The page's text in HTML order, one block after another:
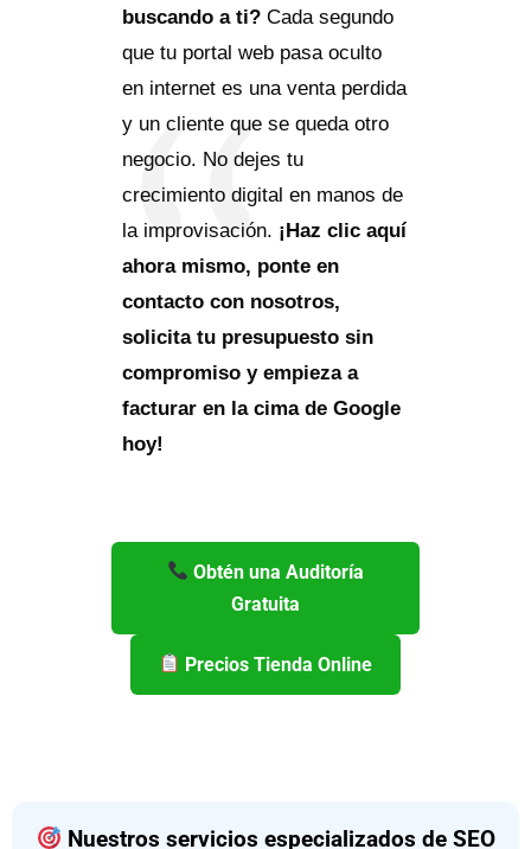
buscando a ti? Cada segundo
que tu portal web pasa oculto
en internet es una venta perdida
y un cliente que se queda otro
negocio. No dejes tu
crecimiento digital en manos de
la improvisación. ¡Haz clic aquí
ahora mismo, ponte en
contacto con nosotros,
solicita tu presupuesto sin
compromiso y empieza a
facturar en la cima de Google
hoy!
Obtén una Auditoría
Gratuita
Precios Tienda Online
Nuestros servicios especializados de SEO